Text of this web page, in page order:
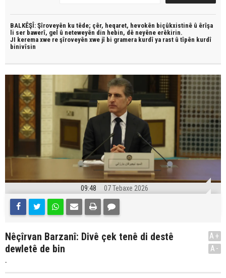
BALKÊŞÎ: Şîroveyên ku têde; çêr, heqaret, hevokên biçûkxistinê û êrîşa
li ser bawerî, gel û neteweyên din hebin, dê neyêne erêkirin.
JI kerema xwe re şîroveyên xwe jî bi gramera kurdî ya rast û tîpên kurdî
binivîsin
09:48 07 Tebaxe 2026
Nêçîrvan Barzanî: Divê çek tenê di destê
dewletê de bin
.
A+
A-